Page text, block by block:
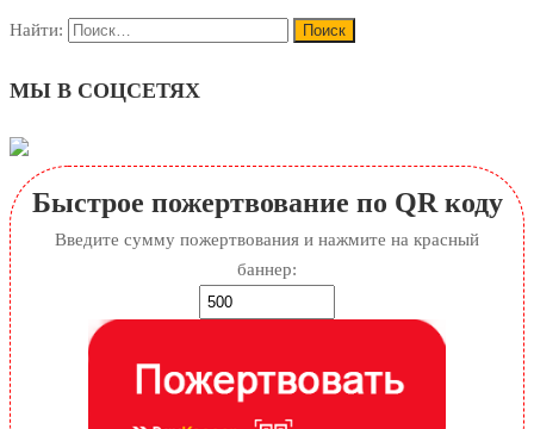
Найти:
МЫ В СОЦСЕТЯХ
Быстрое пожертвование по QR коду
Введите сумму пожертвования и нажмите на красный
баннер: